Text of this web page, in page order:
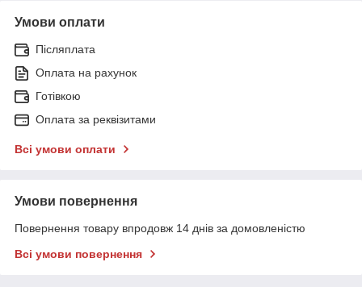
Умови оплати
Післяплата
Оплата на рахунок
Готівкою
Оплата за реквізитами
Всі умови оплати
Умови повернення
Повернення товару впродовж 14 днів за домовленістю
Всі умови повернення